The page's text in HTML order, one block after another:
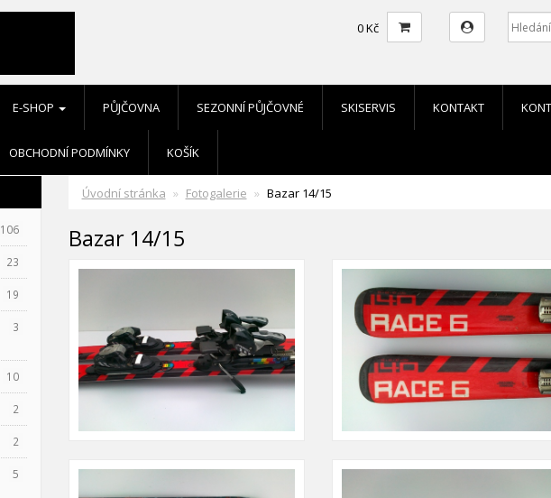
0 Kč
E-SHOP PŮJČOVNA SEZONNÍ PŮJČOVNÉ SKISERVIS KONTAKT
OBCHODNÍ PODMÍNKY KOŠÍK
Úvodní stránka Fotogalerie Bazar 14/15
Bazar 14/15
106
23
19
3
10
2
2
5